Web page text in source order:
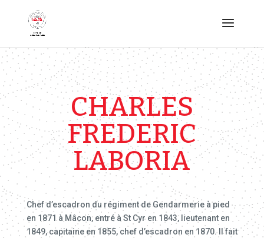
CHARLES
FREDERIC
LABORIA
Chef d’escadron du régiment de Gendarmerie à pied
en 1871 à Mâcon, entré à St Cyr en 1843, lieutenant en
1849, capitaine en 1855, chef d’escadron en 1870. Il fait